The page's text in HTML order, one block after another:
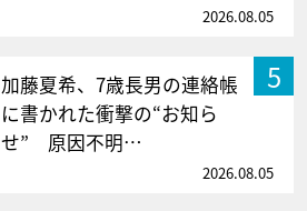
2026.08.05
5
加藤夏希、7歳長男の連絡帳
に書かれた衝撃の“お知ら
せ” 原因不明…
2026.08.05